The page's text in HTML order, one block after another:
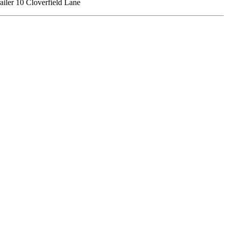
10 Cloverfield Lane